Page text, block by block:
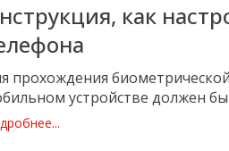
как
прохождения
устройстве должен